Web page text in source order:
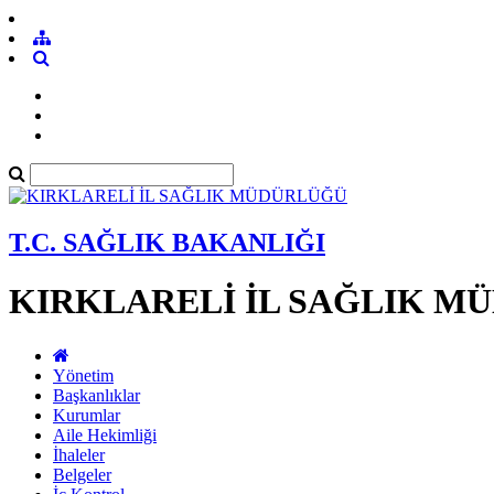
T.C. SAĞLIK BAKANLIĞI
KIRKLARELİ İL SAĞLIK
Yönetim
Başkanlıklar
Kurumlar
Aile Hekimliği
İhaleler
Belgeler